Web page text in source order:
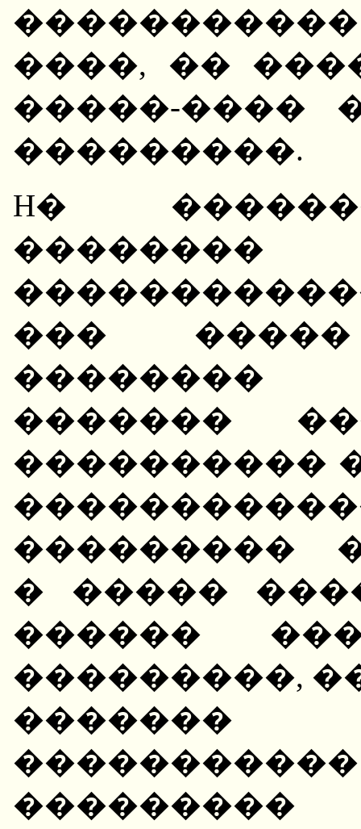
����, ��
�����-����
���������.
H�
���
��������
�������
����������
���������
� �����
������
���������,